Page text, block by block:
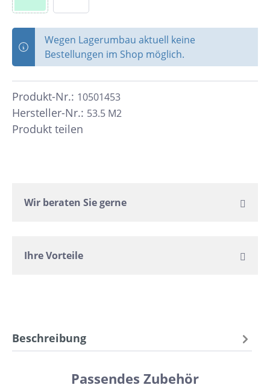
Wegen Lagerumbau aktuell keine
Bestellungen im Shop möglich.
Hersteller-Nr.: 53.5 M2
Produkt-Nr.: 10501453
Produkt teilen
Wir beraten Sie gerne
Ihre Vorteile
Beschreibung
Passendes Zubehör